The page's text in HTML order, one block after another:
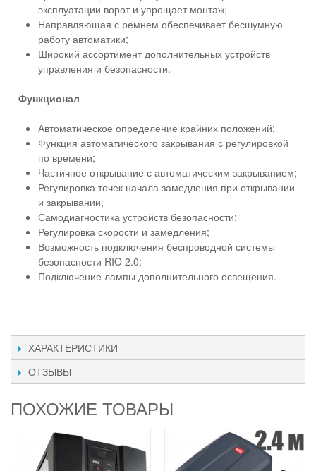
эксплуатации ворот и упрощает монтаж;
Направляющая с ремнем обеспечивает бесшумную
работу автоматики;
Широкий ассортимент дополнительных устройств
управления и безопасности.
Функционал
Автоматическое определение крайних положений;
Функция автоматического закрывания с регулировкой
по времени;
Частичное открывание с автоматическим закрыванием;
Регулировка точек начала замедления при открывании
и закрывании;
Самодиагностика устройств безопасности;
Регулировка скорости и замедления;
Возможность подключения беспроводной системы
безопасности RIO 2.0;
Подключение лампы дополнительного освещения.
ХАРАКТЕРИСТИКИ
ОТЗЫВЫ
ПОХОЖИЕ ТОВАРЫ